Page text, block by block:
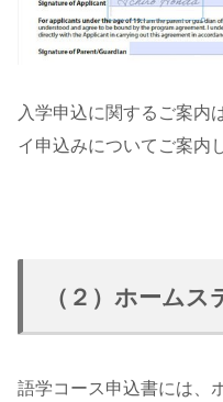
入学申込に関するご案内
イ申込みについてご案内
（２）ホームス
語学コース申込書には、